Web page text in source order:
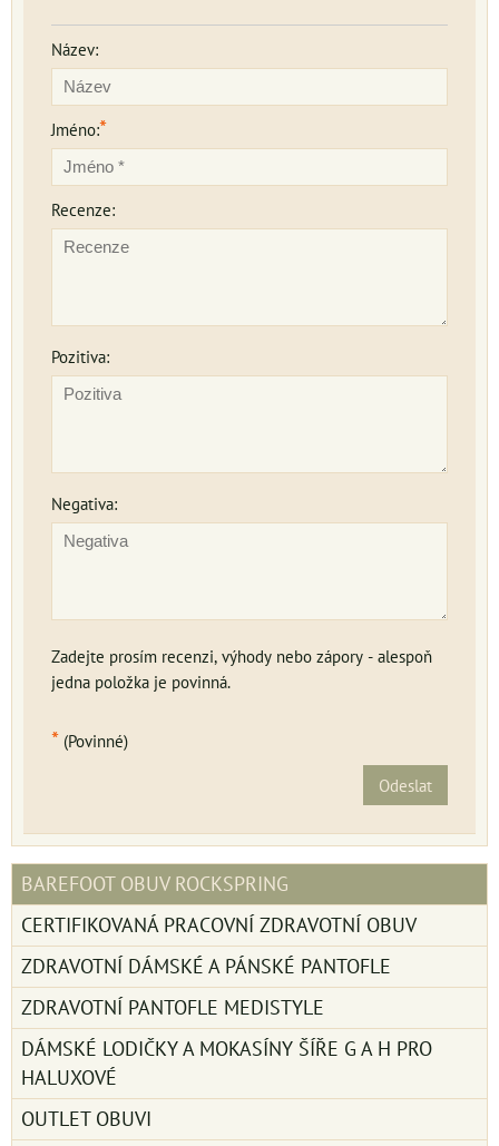
Název:
Jméno:*
Recenze:
Pozitiva:
Negativa:
Zadejte prosím recenzi, výhody nebo zápory - alespoň
jedna položka je povinná.
* (Povinné)
Odeslat
BAREFOOT OBUV ROCKSPRING
CERTIFIKOVANÁ PRACOVNÍ ZDRAVOTNÍ OBUV
ZDRAVOTNÍ DÁMSKÉ A PÁNSKÉ PANTOFLE
ZDRAVOTNÍ PANTOFLE MEDISTYLE
DÁMSKÉ LODIČKY A MOKASÍNY ŠÍŘE G A H PRO
HALUXOVÉ
OUTLET OBUVI